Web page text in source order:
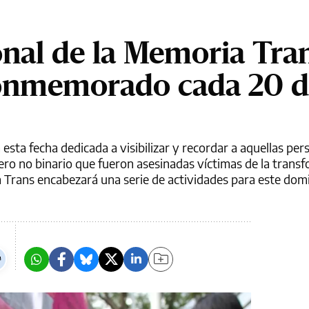
de la Memoria
cada 20
fecha dedicada a visibilizar y recordar a aquellas
no binario que fueron asesinadas víctimas de la
encabezará una serie de actividades para este